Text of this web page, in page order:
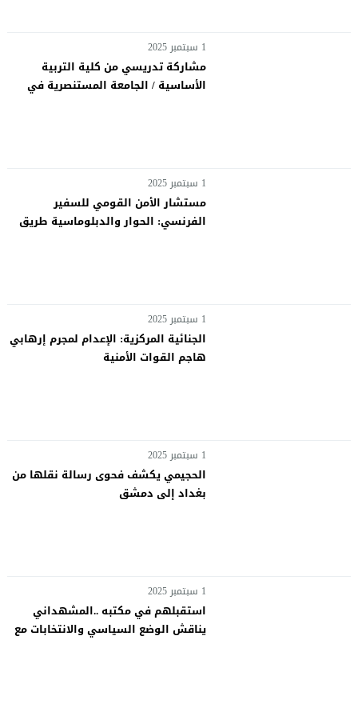
1 سبتمبر 2025
مشاركة تدريسي من كلية التربية
الأساسية / الجامعة المستنصرية في
1 سبتمبر 2025
مستشار الأمن القومي للسفير
الفرنسي: الحوار والدبلوماسية طريق
1 سبتمبر 2025
الجنائية المركزية: الإعدام لمجرم إرهابي
هاجم القوات الأمنية
1 سبتمبر 2025
الحجيمي يكشف فحوى رسالة نقلها من
بغداد إلى دمشق
1 سبتمبر 2025
استقبلهم في مكتبه ..المشهداني
يناقش الوضع السياسي والانتخابات مع